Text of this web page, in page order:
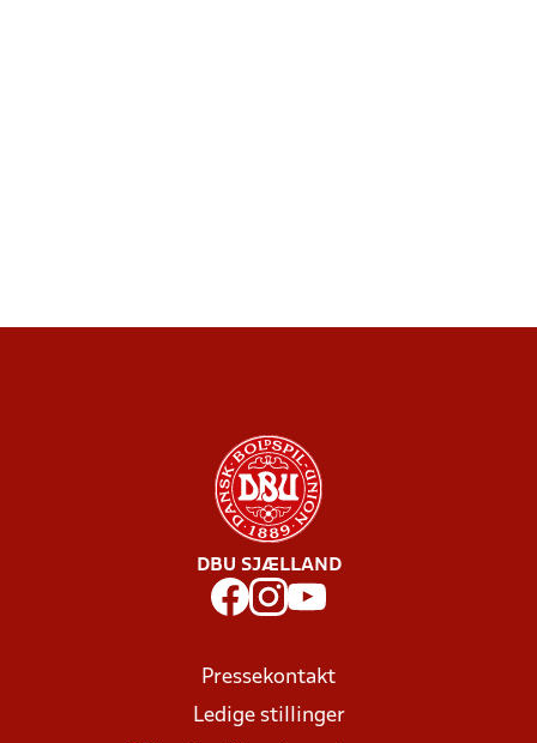
DBU SJÆLLAND
Pressekontakt
Ledige stillinger